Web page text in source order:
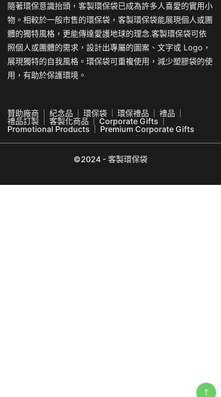
隨著環保意識抬頭，客製環保袋已成為許多人喜愛的實用小
物。相較於一般市售的環保袋，客製環保袋能展現個人或團
體的獨特風格，更能傳達愛護地球的理念.客製環保袋可依
照個人或團體的需求，設計出專屬的圖案、文字或 Logo，
展現獨特的自我風格。環保袋可重複使用，減少塑膠袋的使
用，有助於保護環境。
贊助廠商 紀念品 環保袋 環保禮品
禮品
禮品訂製
客製化商品
Corporate Gifts
Promotional Products
Premium Corporate Gifts
©2024 - 客製環保袋